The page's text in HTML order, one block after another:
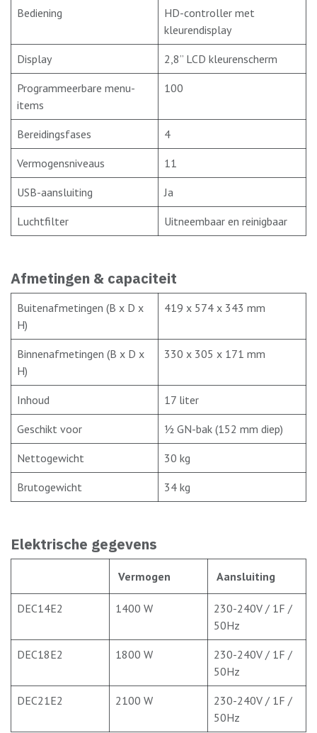
Bediening
HD-controller met
kleurendisplay
Display 2,8” LCD kleurenscherm
Programmeerbare menu-
items
100
Bereidingsfases 4
Vermogensniveaus 11
USB-aansluiting Ja
Luchtfilter Uitneembaar en reinigbaar
Afmetingen & capaciteit
Buitenafmetingen (B x D x
H)
419 x 574 x 343 mm
Binnenafmetingen (B x D x
H)
330 x 305 x 171 mm
Inhoud 17 liter
Geschikt voor ½ GN-bak (152 mm diep)
Nettogewicht 30 kg
Brutogewicht 34 kg
Elektrische gegevens
Vermogen Aansluiting
DEC14E2 1400 W
230-240V / 1F /
50Hz
DEC18E2 1800 W
230-240V / 1F /
50Hz
DEC21E2 2100 W
230-240V / 1F /
50Hz